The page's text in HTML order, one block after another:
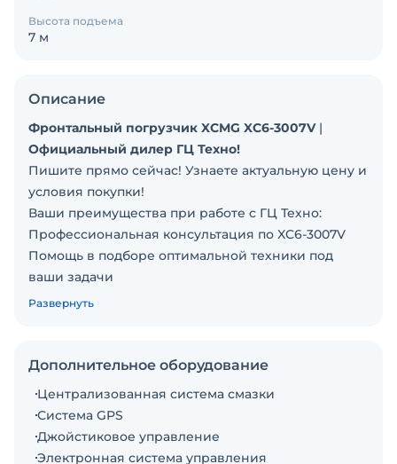
Высота подъема
7 м
Описание
Фронтальный погрузчик XCMG XC6-3007V|
Официальный дилер ГЦ Техно!
Пишите прямо сейчас! Узнаете актуальную цену и
условия покупки!
Ваши преимущества при работе с ГЦ Техно:
Профессиональная консультация по XC6-3007V
Помощь в подборе оптимальной техники под
ваши задачи
Возможность оформления в лизинг на выгодных
Официальный дилер XCMG — гарантия качества и
16 филиалов по России — близость к клиенту
техобслуживание
Развернуть
Дополнительное оборудование
Централизованная система смазки
Система GPS
Джойстиковое управление
Электронная система управления